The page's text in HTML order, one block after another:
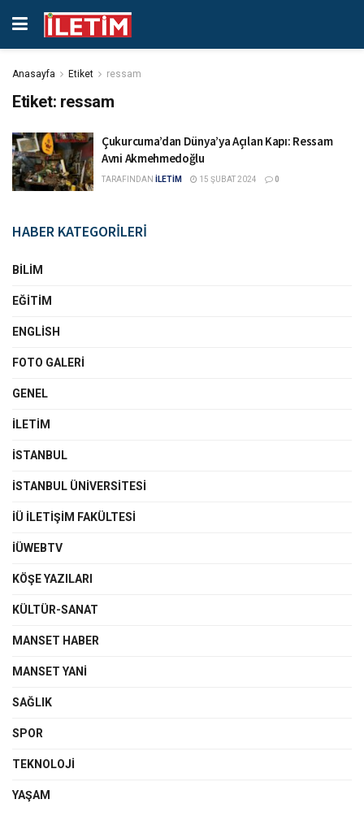
Anasayfa Etiket ressam
Etiket: ressam
Çukurcuma’dan Dünya’ya Açılan Kapı: Ressam
Avni Akmehmedoğlu
TARAFINDAN İLETİM 15 ŞUBAT 2024 0
HABER KATEGORİLERİ
BILIM
EĞITIM
ENGLISH
FOTO GALERI
GENEL
İLETIM
İSTANBUL
İSTANBUL ÜNIVERSITESI
İÜ İLETIŞIM FAKÜLTESI
İÜWEBTV
KÖŞE YAZILARI
KÜLTÜR-SANAT
MANSET HABER
MANSET YANI
SAĞLIK
SPOR
TEKNOLOJI
YAŞAM